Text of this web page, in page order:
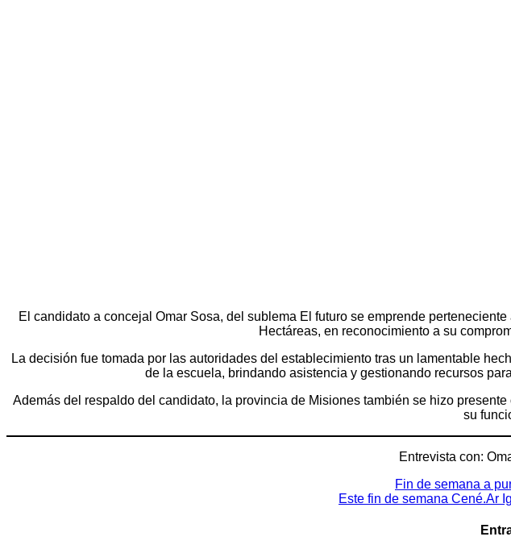
El candidato a concejal Omar Sosa, del sublema El futuro se emprende
Hectáreas, en reconocimiento a su
La decisión fue tomada por las autoridades del establecimiento tras un lamentable
de la escuela, brindando asistencia y gestionando recursos
Además del respaldo del candidato, la provincia de Misiones también se hizo
su
Entrevista con:
Fin de semana a
Este fin de semana Cené.Ar